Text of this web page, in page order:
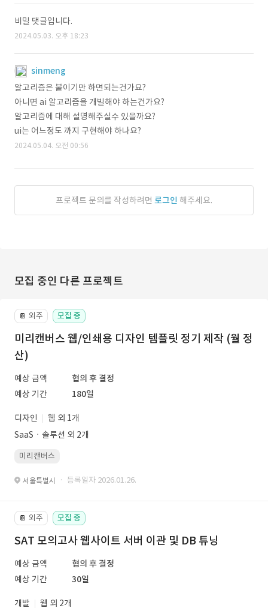
비밀 댓글입니다.
2024.05.03. 오후 18:23
sinmeng
알고리즘은 붙이기만 하면되는건가요?
아니면 ai 알고리즘을 개빌해야 하는건가요?
알고리즘에 대해 설명해주실수 있을까요?
ui는 어느정도 까지 구현해야 하나요?
2024.05.04. 오전 00:56
프로젝트 문의를 작성하려면 로그인 해주세요.
모집 중인 다른 프로젝트
📔 외주 모집 중
미리캔버스 웹/인쇄용 디자인 템플릿 정기 제작 (월 정
산)
예상 금액
협의 후 결정
예상 기간
180일
디자인
웹 외 1개
SaaSㆍ솔루션 외 2개
미리캔버스
서울특별시 · 등록일자 2026.01.26.
📔 외주 모집 중
SAT 모의고사 웹사이트 서버 이관 및 DB 튜닝
예상 금액
협의 후 결정
예상 기간
30일
개발
웹 외 2개